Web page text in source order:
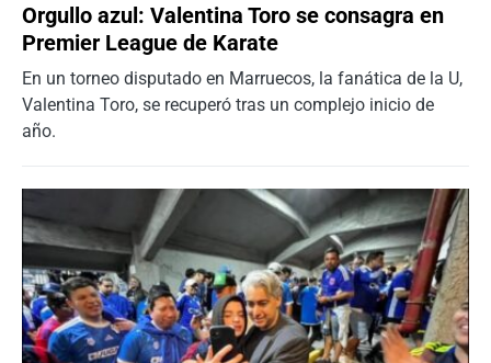
Orgullo azul: Valentina Toro se consagra en
Premier League de Karate
En un torneo disputado en Marruecos, la fanática de la U,
Valentina Toro, se recuperó tras un complejo inicio de
año.